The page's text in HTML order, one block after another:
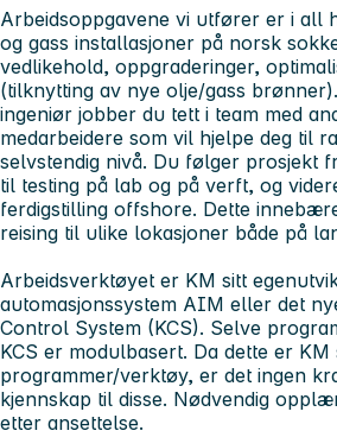
Arbeidsoppgavene vi utfører er i all
og gass installasjoner på norsk
vedlikehold, oppgraderinger,
(tilknytting av nye olje/gass
ingeniør jobber du tett i team med
medarbeidere som vil hjelpe deg til
selvstendig nivå. Du følger prosjekt
til testing på lab og på verft, og
ferdigstilling offshore. Dette
reising til ulike lokasjoner både på
Arbeidsverktøyet er KM sitt
automasjonssystem AIM eller det
Control System (KCS). Selve
KCS er modulbasert. Da dette er KM
programmer/verktøy, er det ingen
kjennskap til disse. Nødvendig
etter ansettelse.